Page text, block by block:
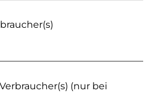
(nur bei